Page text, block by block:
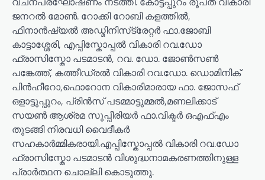
ജനറൽ മോൺ. റോക്കി റോബി കളത്തിൽ,
ഫിനാൻഷ്യൽ അഡ്മിനിസ്‌ട്രേറ്റർ ഫാ.ജോബി
കാട്ടാശ്ശേരി, എപ്പിസ്കോപ്പൽ വികാരി റവ.ഡോ
ഫ്രാസിസ്കോ പടമാടൻ, റവ. ഡോ. ജോൺസൺ
പങ്കേത്ത്, കത്തീഡ്രൽ വികാരി റവ.ഡോ. ഡൊമിനിക്
പിൻഹീറോ,ഫൊറോന വികാരിമാരായ ഫാ. ജോസഫ്
ഒളാട്ടുപ്പുറം, പ്രിൻസ് പടമ്മാട്ടുമ്മൽ,മണലിക്കാട്
സയൺ ആശ്രമ സുപ്പീരിയർ ഫാ.വിക്ടർ ഒഎഫ്എം
തുടങ്ങി നിരവധി വൈദീകർ
സഹകാർമ്മികരായി.എപ്പിസ്കോപ്പൽ വികാരി റവ.ഡോ
ഫ്രാസിസ്കോ പടമാടൻ വിശുദ്ധനാമകരണത്തിനുള്ള
പ്രാർത്ഥന ചൊല്ലി കൊടുത്തു.